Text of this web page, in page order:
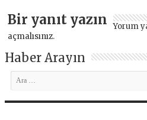
Bir yanıt yazın Yorum
açmalısınız.
Haber Arayın